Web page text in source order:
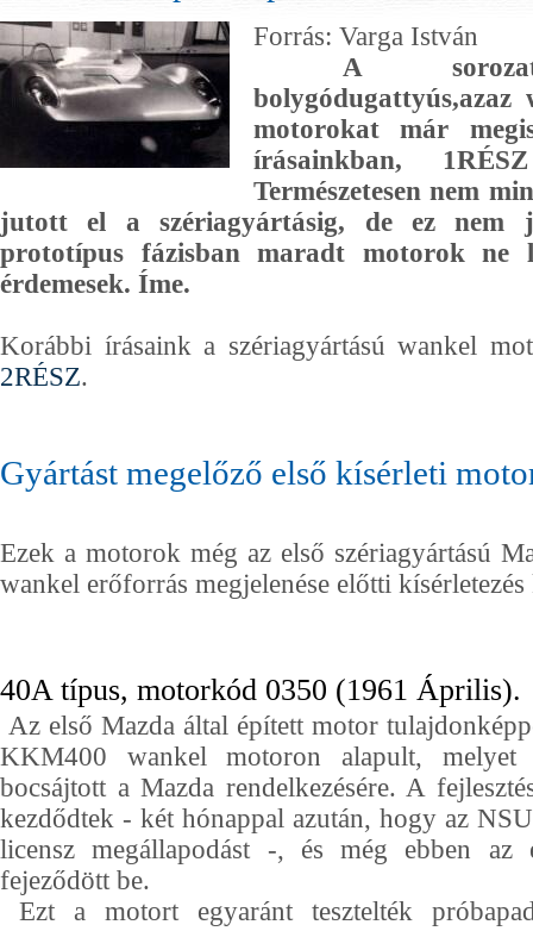
Forrás: Varga István
A
motorokat már
írásainkban,
Természetesen nem
jutott el a szériagyártásig, de ez nem
prototípus fázisban maradt motorok ne
érdemesek. Íme.
Korábbi írásaink a szériagyártású wankel
2RÉSZ.
Gyártást megelőző első kísérleti
Ezek a motorok még az első szériagyártású
wankel erőforrás megjelenése előtti
40A típus, motorkód 0350 (1961 Április).
Az első Mazda által épített motor
KKM400 wankel motoron alapult, melyet
bocsájtott a Mazda rendelkezésére. A
kezdődtek - két hónappal azután, hogy az
licensz megállapodást -, és még ebben az
fejeződött be.
Ezt a motort egyaránt tesztelték